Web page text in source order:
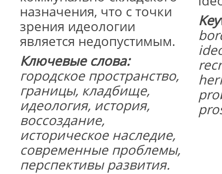
назначения, что с точки
зрения идеологии
является недопустимым.
Ключевые слова:
городское пространство,
границы, кладбище,
идеология, история,
воссоздание,
историческое наследие,
современные проблемы,
перспективы развития.